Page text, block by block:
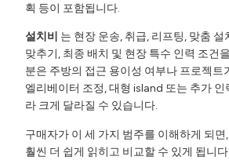
획 등이 포함됩니다.
설치비 는 현장 운송, 취급, 리프팅, 맞춤 설
맞추기, 최종 배치 및 현장 특수 인력 조건
분은 주방의 접근 용이성 여부나 프로젝트
엘리베이터 조정, 대형 island 또는 추가
라 크게 달라질 수 있습니다.
구매자가 이 세 가지 범주를 이해하게 되면
훨씬 더 쉽게 읽히고 비교할 수 있게 됩니다.